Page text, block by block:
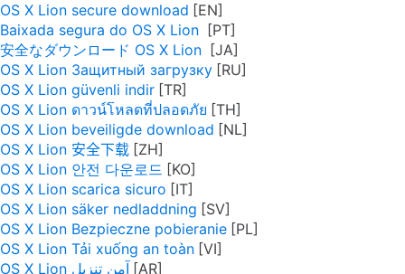
OS X Lion secure download
Baixada segura do OS X Lion
安全なダウンロード OS X Lion
OS X Lion Защитный загрузку
OS X Lion güvenli indir
OS X Lion ดาวน์โหลดที่ปลอดภัย
OS X Lion beveiligde download
OS X Lion 安全下载
OS X Lion 안전 다운로드
OS X Lion scarica sicuro
OS X Lion säker nedladdning
OS X Lion Bezpieczne pobieranie
OS X Lion Tải xuống an toàn
OS X Lion آمن تنزيل